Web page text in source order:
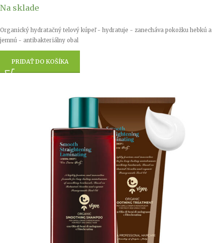
Na sklade
Organický hydratačný telový kúpeľ - hydratuje - zanecháva pokožku hebkú a
jemnú - antibakteriálny obal
PRIDAŤ DO KOŠÍKA